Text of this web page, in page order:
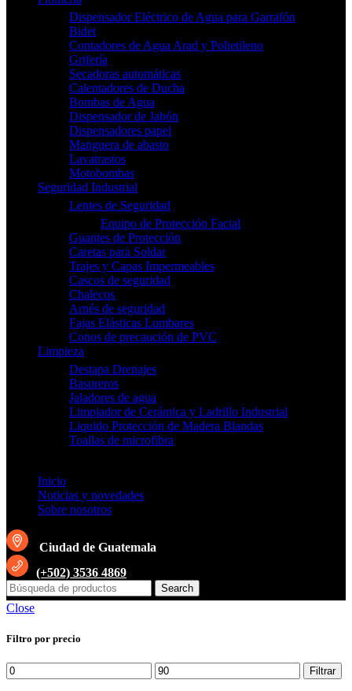
Dispensador Eléctrico de Agua para Garrafón
Bidet
Contadores de Agua Arad y Polietileno
Grifería
Secadoras automáticas
Calentadores de Ducha
Bombas de Agua
Dispensador de Jabón
Dispensadores papel
Manguera de abasto
Lavatrastos
Motobombas
Seguridad Industrial
Lentes de Seguridad
Equipo de Protección Facial
Guantes de Protección
Caretas para Soldar
Trajes y Capas Impermeables
Cascos de seguridad
Chalecos
Arnés de seguridad
Fajas Elásticas Lumbares
Conos de precaución de PVC
Limpieza
Destapa Drenajes
Basureros
Jaladores de agua
Limpiador de Cerámica y Ladrillo Industrial
Liquido Protección de Madera Blandas
Toallas de microfibra
Inicio
Noticias y novedades
Sobre nosotros
Ciudad de Guatemala
(+502) 3536 4869
Search
Close
Filtro por precio
Precio
mínimo
Precio
máximo
Filtrar